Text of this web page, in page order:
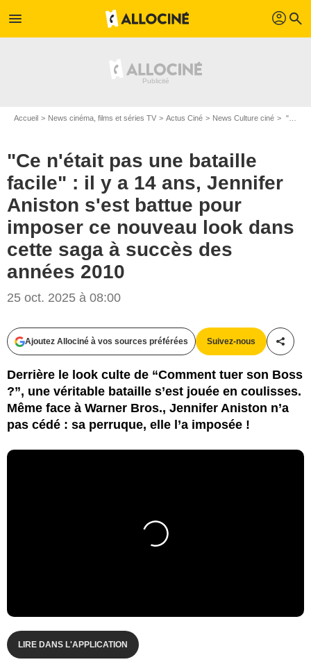
menu profil search
Accueil News cinéma, films et séries TV Actus Ciné News Culture ciné "Ce n'était pas une bataille facile" : il y a 14 ans, Jennifer Aniston s'est battue pour imposer ce nouveau look dans cette saga à succès des années 2010
"Ce n'était pas une bataille
facile" : il y a 14 ans, Jennifer
Aniston s'est battue pour
imposer ce nouveau look dans
cette saga à succès des
années 2010
25 oct. 2025 à 08:00
Ajoutez Allociné à vos sources préférées Suivez-nous
Derrière le look culte de “Comment tuer son Boss
?”, une véritable bataille s’est jouée en coulisses.
Même face à Warner Bros., Jennifer Aniston n’a
pas cédé : sa perruque, elle l’a imposée !
LIRE DANS L'APPLICATION